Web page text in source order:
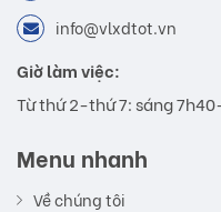
info@vlxdtot.vn
Giờ làm việc:
Từ thứ 2-thứ 7: sáng
Menu nhanh
Về chúng tôi